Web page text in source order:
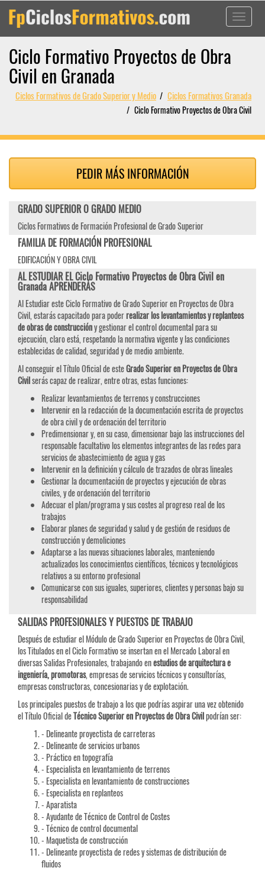
Toggle
Ciclo Formativo Proyectos de Obra
Civil en Granada
Ciclos Formativos de Grado Superior y Medio Ciclos Formativos Granada
Ciclo Formativo Proyectos de Obra Civil
PEDIR MÁS INFORMACIÓN
GRADO SUPERIOR O GRADO MEDIO
Ciclos Formativos de Formación Profesional de Grado Superior
FAMILIA DE FORMACIÓN PROFESIONAL
EDIFICACIÓN Y OBRA CIVIL
AL ESTUDIAR EL Ciclo Formativo Proyectos de Obra Civil en
Granada APRENDERÁS
Al Estudiar este Ciclo Formativo de Grado Superior en Proyectos de Obra
Civil, estarás capacitado para poderrealizar los levantamientos y replanteos
de obras de construccióny gestionar el control documental para su
ejecución, claro está, respetando la normativa vigente y las condiciones
establecidas de calidad, seguridad y de medio ambiente.
Al conseguir el Título Oficial de esteGrado Superior en Proyectos de Obra
Civilserás capaz de realizar, entre otras, estas funciones:
Realizar levantamientos de terrenos y construcciones
Intervenir en la redacción de la documentación escrita de proyectos
de obra civil y de ordenación del territorio
Predimensionar y, en su caso, dimensionar bajo las instrucciones del
responsable facultativo los elementos integrantes de las redes para
servicios de abastecimiento de agua y gas
Intervenir en la definición y cálculo de trazados de obras lineales
Gestionar la documentación de proyectos y ejecución de obras
civiles, y de ordenación del territorio
Adecuar el plan/programa y sus costes al progreso real de los
trabajos
Elaborar planes de seguridad y salud y de gestión de residuos de
construcción y demoliciones
Adaptarse a las nuevas situaciones laborales, manteniendo
actualizados los conocimientos científicos, técnicos y tecnológicos
relativos a su entorno profesional
Comunicarse con sus iguales, superiores, clientes y personas bajo su
responsabilidad
SALIDAS PROFESIONALES Y PUESTOS DE TRABAJO
Después de estudiar el Módulo de Grado Superior en Proyectos de Obra Civil,
los Titulados en el Ciclo Formativo se insertan en el Mercado Laboral en
diversas Salidas Profesionales, trabajando enestudios de arquitectura e
ingeniería, promotoras, empresas de servicios técnicos y consultorías,
empresas constructoras, concesionarias y de explotación.
Los principales puestos de trabajo a los que podrías aspirar una vez obtenido
el Título Oficial deTécnico Superior en Proyectos de Obra Civilpodrían ser:
- Delineante proyectista de carreteras
- Delineante de servicios urbanos
- Práctico en topografía
- Especialista en levantamiento de terrenos
- Especialista en levantamiento de construcciones
- Especialista en replanteos
- Aparatista
- Ayudante de Técnico de Control de Costes
- Técnico de control documental
- Maquetista de construcción
- Delineante proyectista de redes y sistemas de distribución de
fluidos